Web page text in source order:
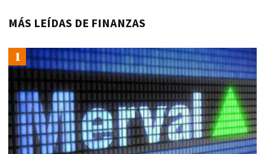
MÁS LEÍDAS DE FINANZAS